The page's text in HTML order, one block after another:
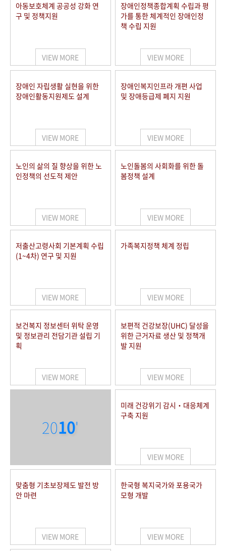
아동보호체계 공공성 강화 연
구 및 정책지원
VIEW MORE
장애인정책종합계획 수립과 평
가를 통한 체계적인 장애인정
책 수립 지원
VIEW MORE
장애인 자립생활 실현을 위한
장애인활동지원제도 설계
VIEW MORE
장애인복지인프라 개편 사업
및 장애등급제 폐지 지원
VIEW MORE
노인의 삶의 질 향상을 위한 노
인정책의 선도적 제안
VIEW MORE
노인돌봄의 사회화를 위한 돌
봄정책 설계
VIEW MORE
저출산고령사회 기본계획 수립
(1~4차) 연구 및 지원
VIEW MORE
가족복지정책 체계 정립
VIEW MORE
보건복지 정보센터 위탁 운영
및 정보관리 전담기관 설립 기
획
VIEW MORE
보편적 건강보장(UHC) 달성을
위한 근거자료 생산 및 정책개
발 지원
VIEW MORE
2010'
미래 건강위기 감시‧대응체계
구축 지원
VIEW MORE
맞춤형 기초보장제도 발전 방
안 마련
VIEW MORE
한국형 복지국가와 포용국가
모형 개발
VIEW MORE